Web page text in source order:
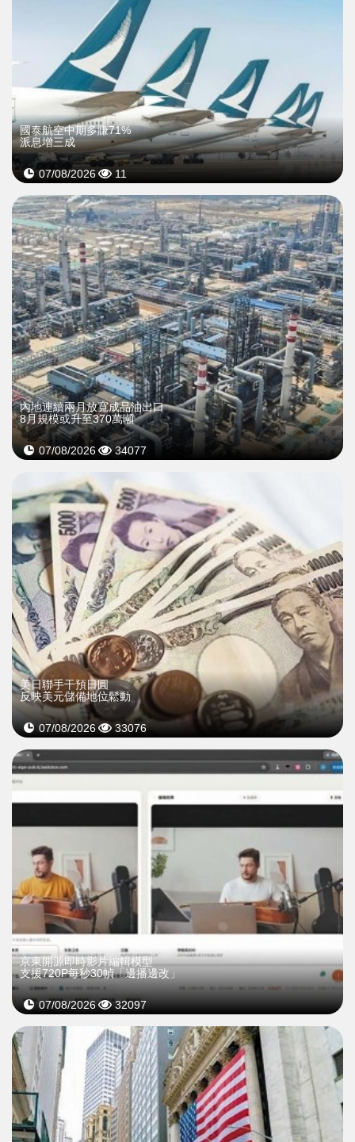
國泰航空中期多賺71%
派息增三成
07/08/2026 11
內地連續兩月放寬成品油出口
8月規模或升至370萬噸
07/08/2026 34077
美日聯手干預日圓
反映美元儲備地位鬆動
07/08/2026 33076
京東開源即時影片編輯模型
支援720P每秒30幀「邊播邊改」
07/08/2026 32097